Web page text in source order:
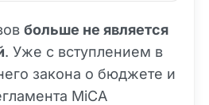
больше не является
. Уже с вступлением в
закона о бюджете и
MiCA